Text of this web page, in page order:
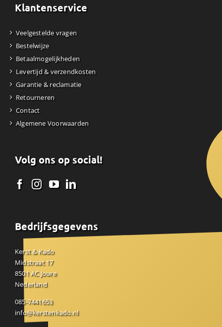
Klantenservice
Veelgestelde vragen
Bestelwijze
Betaalmogelijkheden
Levertijd & verzendkosten
Garantie & reclamatie
Retourneren
Contact
Algemene Voorwaarden
Volg ons op social!
Bedrijfsgegevens
Kerst & Kado
Midstraat 17
8501 AC Joure
Nederland
085-7441653
info@kerstenkado.nl